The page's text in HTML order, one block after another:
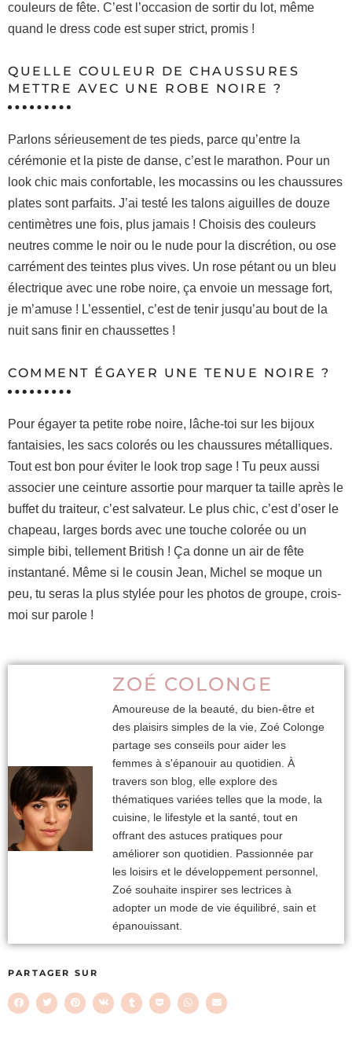
couleurs de fête. C’est l’occasion de sortir du lot, même
quand le dress code est super strict, promis !
QUELLE COULEUR DE CHAUSSURES
METTRE AVEC UNE ROBE NOIRE ?
Parlons sérieusement de tes pieds, parce qu’entre la
cérémonie et la piste de danse, c’est le marathon. Pour un
look chic mais confortable, les mocassins ou les chaussures
plates sont parfaits. J’ai testé les talons aiguilles de douze
centimètres une fois, plus jamais ! Choisis des couleurs
neutres comme le noir ou le nude pour la discrétion, ou ose
carrément des teintes plus vives. Un rose pétant ou un bleu
électrique avec une robe noire, ça envoie un message fort,
je m’amuse ! L’essentiel, c’est de tenir jusqu’au bout de la
nuit sans finir en chaussettes !
COMMENT ÉGAYER UNE TENUE NOIRE ?
Pour égayer ta petite robe noire, lâche-toi sur les bijoux
fantaisies, les sacs colorés ou les chaussures métalliques.
Tout est bon pour éviter le look trop sage ! Tu peux aussi
associer une ceinture assortie pour marquer ta taille après le
buffet du traiteur, c’est salvateur. Le plus chic, c’est d’oser le
chapeau, larges bords avec une touche colorée ou un
simple bibi, tellement British ! Ça donne un air de fête
instantané. Même si le cousin Jean, Michel se moque un
peu, tu seras la plus stylée pour les photos de groupe, crois-
moi sur parole !
ZOÉ COLONGE
Amoureuse de la beauté, du bien-être et
des plaisirs simples de la vie, Zoé Colonge
partage ses conseils pour aider les
femmes à s'épanouir au quotidien. À
travers son blog, elle explore des
thématiques variées telles que la mode, la
cuisine, le lifestyle et la santé, tout en
offrant des astuces pratiques pour
améliorer son quotidien. Passionnée par
les loisirs et le développement personnel,
Zoé souhaite inspirer ses lectrices à
adopter un mode de vie équilibré, sain et
épanouissant.
PARTAGER SUR